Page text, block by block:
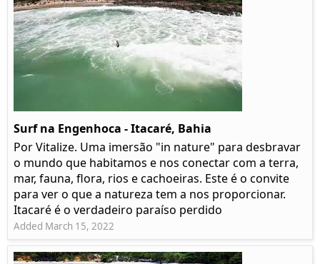
Surf na Engenhoca - Itacaré, Bahia
Por Vitalize. Uma imersão "in nature" para desbravar
o mundo que habitamos e nos conectar com a terra,
mar, fauna, flora, rios e cachoeiras. Este é o convite
para ver o que a natureza tem a nos proporcionar.
Itacaré é o verdadeiro paraíso perdido
Added March 15, 2022